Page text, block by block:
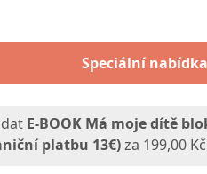
Speciální nabídka
E-BOOK Má moje dítě
platbu 13€)za 199,00